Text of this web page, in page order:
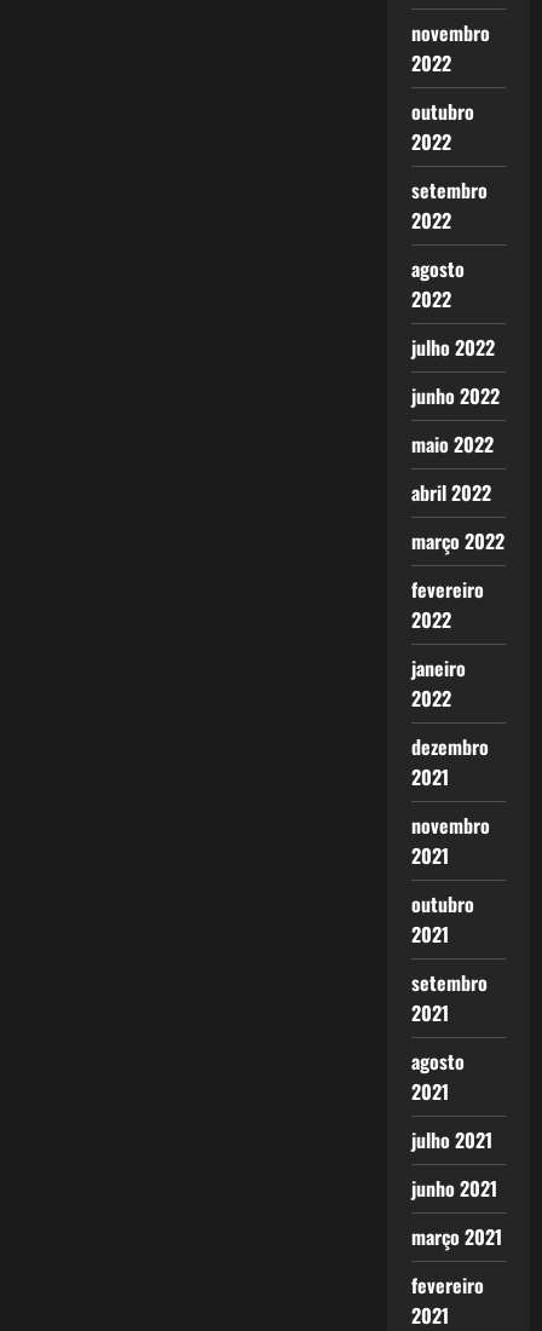
novembro
2022
outubro
2022
setembro
2022
agosto
2022
julho 2022
junho 2022
maio 2022
abril 2022
março 2022
fevereiro
2022
janeiro
2022
dezembro
2021
novembro
2021
outubro
2021
setembro
2021
agosto
2021
julho 2021
junho 2021
março 2021
fevereiro
2021